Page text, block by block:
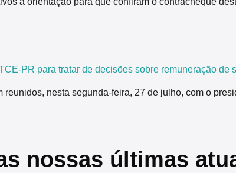
PR para tratar de decisões sobre remuneração de
nesta segunda-feira, 27 de julho, com o
nossas últimas